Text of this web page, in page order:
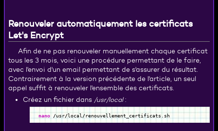
Renouveler automatiquement les certificats
Let's Encrypt
Afin de ne pas renouveler manuellement chaque certificat
tous les 3 mois, voici une procédure permettant de le faire,
avec l'envoi d'un email permettant de s'assurer du résultat.
Contrairement à la version précédente de l'article, un seul
appel suffit à renouveler l'ensemble des certificats.
Créez un fichier dans /usr/local:
nano /usr/local /renouvellement_certificats.sh